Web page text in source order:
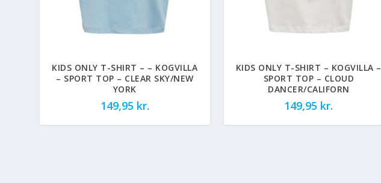
KIDS ONLY T-SHIRT – – KOGVILLA
– SPORT TOP – CLEAR SKY/NEW
YORK
149,95 kr.
KIDS ONLY T-SHIRT – KOGVILLA –
SPORT TOP – CLOUD
DANCER/CALIFORN
149,95 kr.